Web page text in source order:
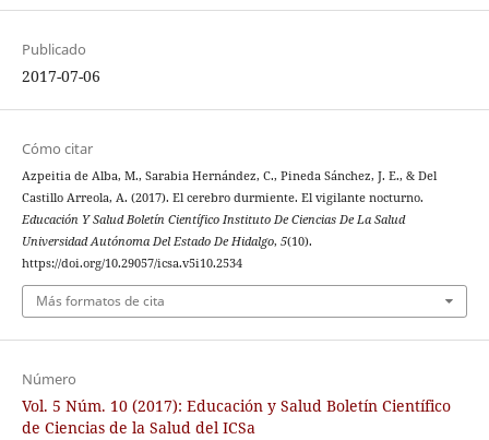
Publicado
2017-07-06
Cómo citar
Azpeitia de Alba, M., Sarabia Hernández, C., Pineda Sánchez, J. E., & Del
Castillo Arreola, A. (2017). El cerebro durmiente. El vigilante nocturno.
Educación Y Salud Boletín Científico Instituto De Ciencias De La Salud
Universidad Autónoma Del Estado De Hidalgo, 5(10).
https://doi.org/10.29057/icsa.v5i10.2534
Más formatos de cita
Número
Vol. 5 Núm. 10 (2017): Educación y Salud Boletín Científico
de Ciencias de la Salud del ICSa